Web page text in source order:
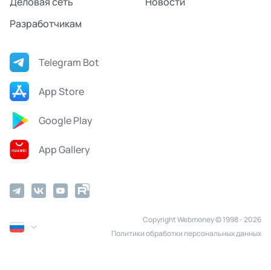
Разработчикам
Telegram Bot
App Store
Google Play
App Gallery
Copyright Webmoney © 1998 - 2026
Политики обработки персональных данных